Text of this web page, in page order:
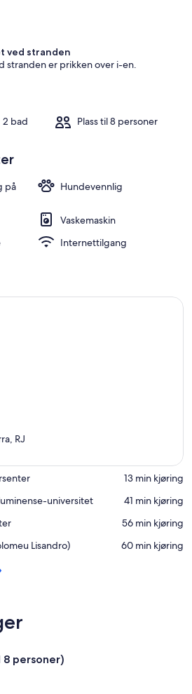
Rom
ved stranden
stranden er prikken over i-en.
2 bad Plass til 8 personer
på
Hundevennlig
Vaskemaskin
Internettilgang
RJ
‪13 min kjøring‬
universitet
‪41 min kjøring‬
‪56 min kjøring‬
Lisandro)
‪60 min kjøring‬
8 personer)